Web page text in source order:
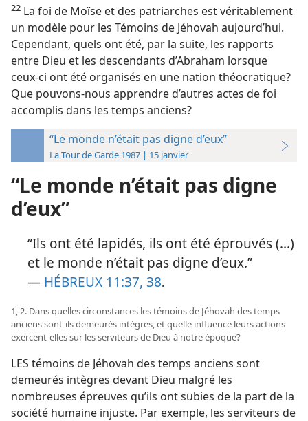
22 La foi de Moïse et des patriarches est véritablement
un modèle pour les Témoins de Jéhovah aujourd’hui.
Cependant, quels ont été, par la suite, les rapports
entre Dieu et les descendants d’Abraham lorsque
ceux-ci ont été organisés en une nation théocratique?
Que pouvons-​nous apprendre d’autres actes de foi
accomplis dans les temps anciens?
“Le monde n’était pas digne d’eux”
La Tour de Garde 1987 | 15 janvier
“Le monde n’était pas digne
d’eux”
“Ils ont été lapidés, ils ont été éprouvés (...)
et le monde n’était pas digne d’eux.”
— HÉBREUX 11:37, 38.
1, 2. Dans quelles circonstances les témoins de Jéhovah des temps
anciens sont-​ils demeurés intègres, et quelle influence leurs actions
exercent-​elles sur les serviteurs de Dieu à notre époque?
LES témoins de Jéhovah des temps anciens sont
demeurés intègres devant Dieu malgré les
nombreuses épreuves qu’ils ont subies de la part de la
société humaine injuste. Par exemple, les serviteurs de